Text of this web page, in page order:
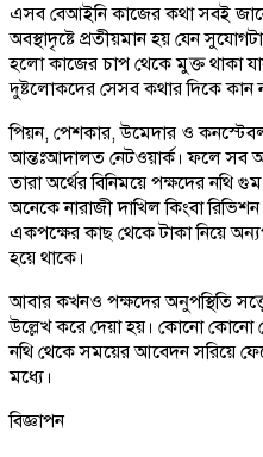
এসব বেআইনি কাজের কথা সবই
অবস্থাদৃষ্টে প্রতীয়মান হয় যেন
হলো কাজের চাপ থেকে মুক্ত থাকা
দুষ্টলোকদের সেসব কথার দিকে কান
পিয়ন, পেশকার, উমেদার ও
আন্তঃআদালত নেটওয়ার্ক। ফলে
তারা অর্থের বিনিময়ে পক্ষদের নথি
অনেকে নারাজী দাখিল কিংবা
একপক্ষের কাছ থেকে টাকা নিয়ে
হয়ে থাকে।
আবার কখনও পক্ষদের অনুপস্থিতি
উল্লেখ করে দেয়া হয়। কোনো কোনো
নথি থেকে সময়ের আবেদন সরিয়ে
মধ্যে।
বিজ্ঞাপন